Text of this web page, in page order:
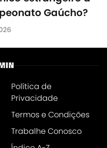
Gaúcho?
Política de
Privacidade
Termos e Condições
Trabalhe Conosco